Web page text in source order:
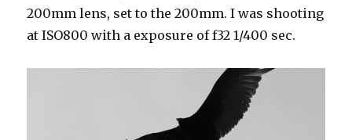
200mm lens, set to the 200mm. I was shooting
at ISO800 with a exposure of f32 1/400 sec.